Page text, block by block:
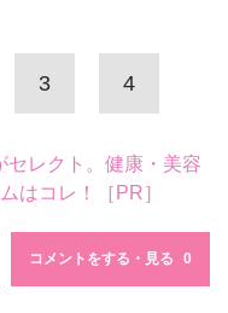
3 4
レクト。健康・美容
はコレ！［PR］
コメントをする・見る